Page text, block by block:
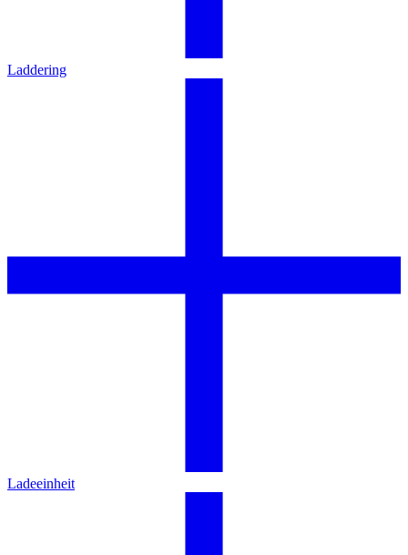
Laddering
Ladeeinheit